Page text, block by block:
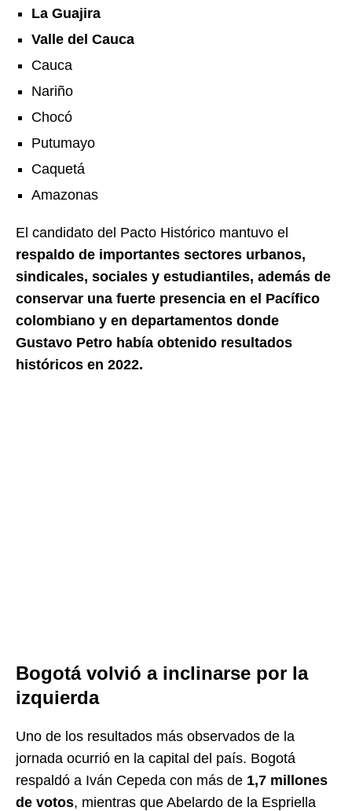
La Guajira
Valle del Cauca
Cauca
Nariño
Chocó
Putumayo
Caquetá
Amazonas
El candidato del Pacto Histórico mantuvo el
respaldo de importantes sectores urbanos,
sindicales, sociales y estudiantiles, además de
conservar una fuerte presencia en el Pacífico
colombiano y en departamentos donde
Gustavo Petro había obtenido resultados
históricos en 2022.
Bogotá volvió a inclinarse por la
izquierda
Uno de los resultados más observados de la
jornada ocurrió en la capital del país. Bogotá
respaldó a Iván Cepeda con más de 1,7 millones
de votos, mientras que Abelardo de la Espriella